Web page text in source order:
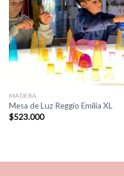
MADERA
Mesa de Luz Reggio Emilia XL
$523.000